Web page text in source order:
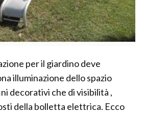
per il giardino deve
illuminazione dello spazio
decorativi che di visibilità ,
della bolletta elettrica. Ecco